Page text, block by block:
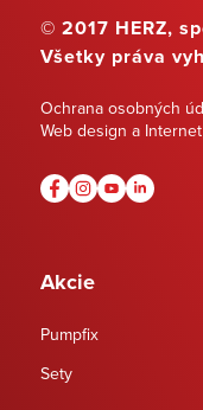
© 2017 HERZ,
Všetky práva
Ochrana osobných
Web design a
Akcie
Pumpfix
Sety